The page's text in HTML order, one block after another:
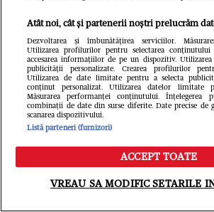
să vezi ce s-a aflat despre
fiul ei. Nimeni, dar
nu s-ar fi așteptat la asta.
Păcat!
Unica
Meniu Caută
Atât noi, cât și partenerii noștri prelucrăm
Dezvoltarea și îmbunătățirea serviciilor.
Utilizarea profilurilor pentru selectarea conținutului
accesarea informațiilor de pe un dispozitiv.
publicității personalizate. Crearea profilurilor
Utilizarea de date limitate pentru a selecta
conținut personalizat. Utilizarea datelor limitate
Măsurarea performanței conținutului. Înțelegerea
combinații de date din surse diferite. Date precise de
scanarea dispozitivului.
Listă parteneri (furnizori)
ACCEPT TOATE
VREAU SA MODIFIC SETARILE